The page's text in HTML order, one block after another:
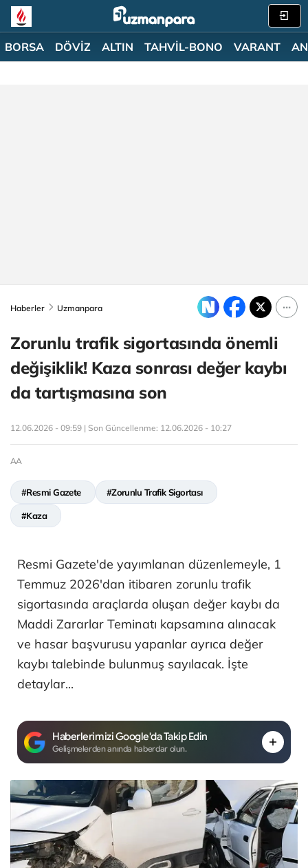
BORSA DÖVİZ ALTIN TAHVİL-BONO VARANT
Haberler Uzmanpara
Zorunlu trafik sigortasında önemli
değişiklik! Kaza sonrası değer kaybı
da tartışmasına son
12.06.2026 - 09:59 | Son Güncellenme: 12.06.2026 - 10:27
AA
#Resmi Gazete #Zorunlu Trafik Sigortası
#Kaza
Resmi Gazete'de yayımlanan düzenlemeyle, 1
Temmuz 2026'dan itibaren zorunlu trafik
sigortasında araçlarda oluşan değer kaybı da
Maddi Zararlar Teminatı kapsamına alınacak
ve hasar başvurusu yapanlar ayrıca değer
kaybı talebinde bulunmuş sayılacak. İşte
detaylar...
Haberlerimizi Google'da Takip Edin
Gelişmelerden anında haberdar olun.